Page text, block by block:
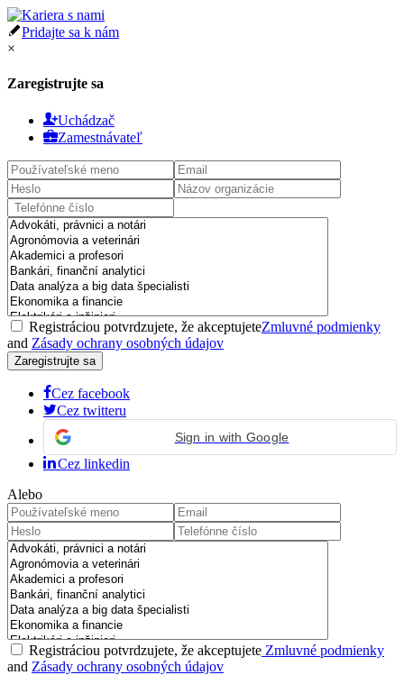
Pridajte sa k nám
×
Zaregistrujte sa
Uchádzač
Zamestnávateľ
Registráciou potvrdzujete, že akceptujeteZmluvné podmienky
and Zásady ochrany osobných údajov
Cez facebook
Cez twitteru
Sign in with Google
Cez linkedin
Alebo
Registráciou potvrdzujete, že akceptujete Zmluvné podmienky
and Zásady ochrany osobných údajov